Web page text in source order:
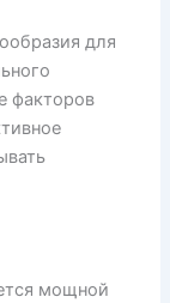
для
факторов
мощной